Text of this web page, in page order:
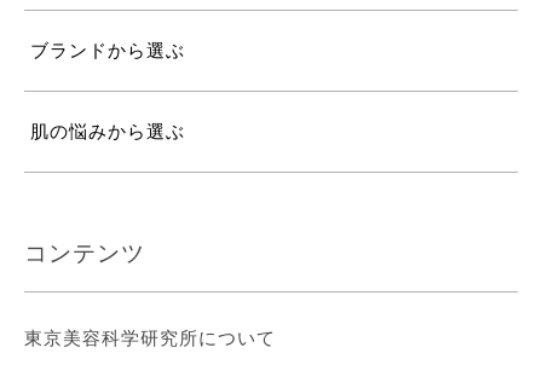
ブランドから選ぶ
肌の悩みから選ぶ
コンテンツ
東京美容科学研究所について